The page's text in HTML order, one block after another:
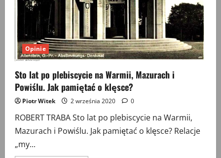
Opinie
Sto lat po plebiscycie na Warmii, Mazurach i
Powiślu. Jak pamiętać o klęsce?
Piotr Witek 2 września 2020 0
ROBERT TRABA Sto lat po plebiscycie na Warmii,
Mazurach i Powiślu. Jak pamiętać o klęsce? Relacje
„my...